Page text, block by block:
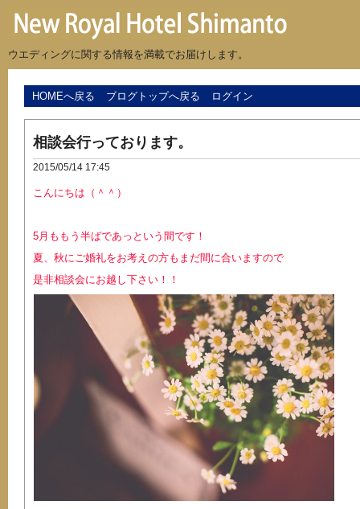
ウエディングに関する情報を満載でお届けします。
HOMEへ戻る ブログトップへ戻る ログイン
相談会行っております。
2015/05/14 17:45
こんにちは（＾＾）
5月ももう半ばであっという間です！
夏、秋にご婚礼をお考えの方もまだ間に合いますので
是非相談会にお越し下さい！！